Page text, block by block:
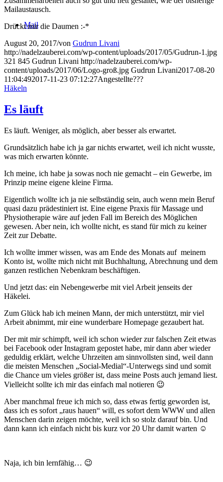
Mail
Mailaustausch.
Drückt mir die Daumen :-*
August 20, 2017/von Gudrun Livani
http://nadelzauberei.com/wp-content/uploads/2017/05/Gudrun-1.jpg
321 845 Gudrun Livani http://nadelzauberei.com/wp-
content/uploads/2017/06/Logo-groß.jpg Gudrun Livani2017-08-20
11:04:492017-11-23 07:12:27Angestellte???
Häkeln
Es läuft
Es läuft. Weniger, als möglich, aber besser als erwartet.
Grundsätzlich habe ich ja gar nichts erwartet, weil ich nicht wusste,
was mich erwarten könnte.
Ich meine, ich habe ja sowas noch nie gemacht – ein Gewerbe, im
Prinzip meine eigene kleine Firma.
Eigentlich wollte ich ja nie selbständig sein, auch wenn mein Beruf
quasi dazu prädestiniert ist. Eine eigene Praxis für Massage und
Physiotherapie wäre auf jeden Fall im Bereich des Möglichen
gewesen. Aber nein, ich wollte nicht, es stand für mich zu keiner
Zeit zur Debatte.
Ich wollte immer wissen, was am Ende des Monats auf meinem
Konto ist, wollte mich nicht mit Buchhaltung, Abrechnung und dem
ganzen restlichen Nebenkram beschäftigen.
Und jetzt das: ein Nebengewerbe mit viel Arbeit jenseits der
Häkelei.
Zum Glück hab ich meinen Mann, der mich unterstützt, mir viel
Arbeit abnimmt, mir eine wunderbare Homepage gezaubert hat.
Der mit mir schimpft, weil ich schon wieder zur falschen Zeit etwas
bei Facebook oder Instagram gepostet habe, mir dann aber wieder
geduldig erklärt, welche Uhrzeiten am sinnvollsten sind, weil dann
die meisten Menschen „Social-Medial“-Unterwegs sind und somit
die Chance um vieles größer ist, dass meine Posts auch jemand liest.
Vielleicht sollte ich mir das einfach mal notieren 😉
Aber manchmal freue ich mich so, dass etwas fertig geworden ist,
dass ich es sofort „raus hauen“ will, es sofort dem WWW und allen
Menschen darin zeigen möchte, weil ich so stolz darauf bin. Und
dann kann ich einfach nicht bis kurz vor 20 Uhr damit warten ☺
Naja, ich bin lernfähig… 😉